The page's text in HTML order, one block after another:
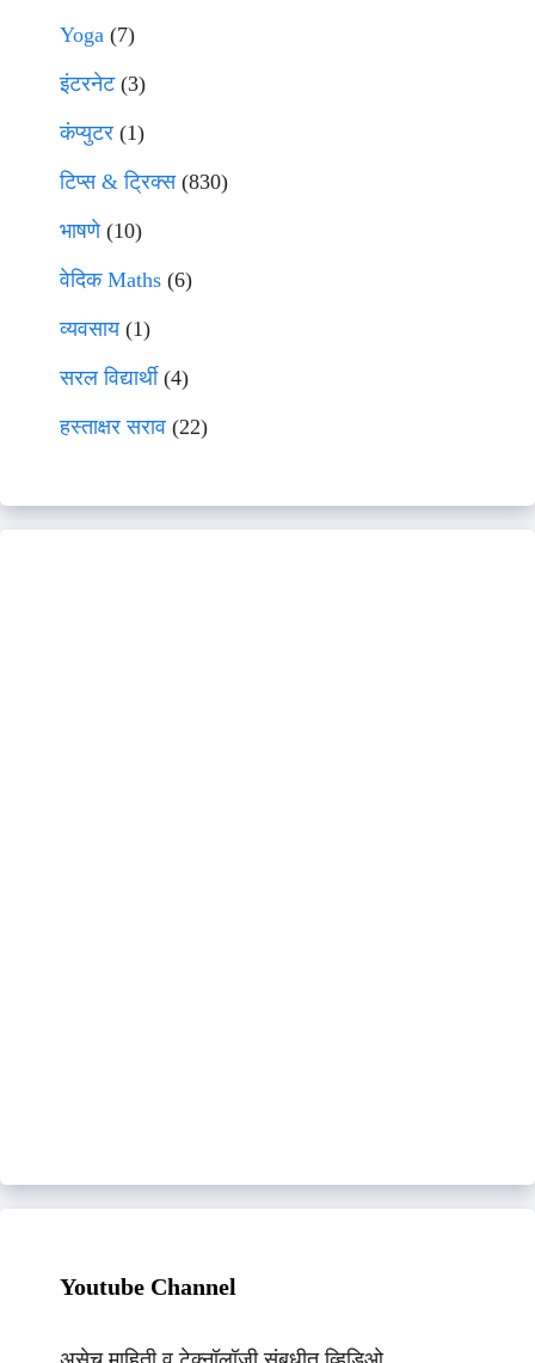
Yoga (7)
इंटरनेट(3)
कंप्युटर (1)
टिप्स & ट्रिक्स(830)
भाषणे(10)
वेदिक Maths (6)
व्यवसाय(1)
सरल विद्यार्थी(4)
हस्ताक्षर सराव (22)
Youtube Channel